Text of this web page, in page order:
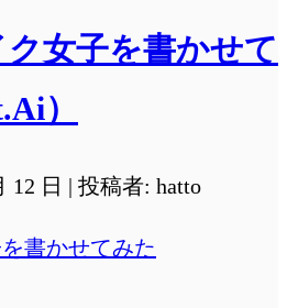
女子を書かせて
）
12 日 | 投稿者: hatto
書かせてみた